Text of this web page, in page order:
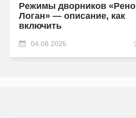
Режимы дворников «Рено
Логан» — описание, как
включить
04.08.2025